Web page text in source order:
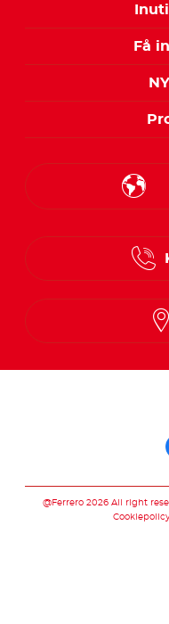
Få
@Ferrero 2026 All right
Cookiepolicy